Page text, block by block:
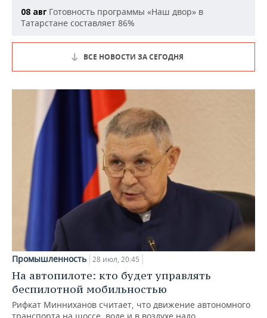
08 авг Готовность программы «Наш двор» в
Татарстане составляет 86%
ВСЕ НОВОСТИ ЗА СЕГОДНЯ
Промышленность 28 июл, 20:45
На автопилоте: кто будет управлять
беспилотной мобильностью
Рифкат Минниханов считает, что движение автономного
транспорта на шоссе, воде и в воздухе надо